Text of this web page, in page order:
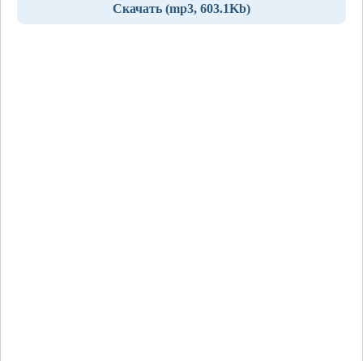
Скачать (mp3, 603.1Kb)